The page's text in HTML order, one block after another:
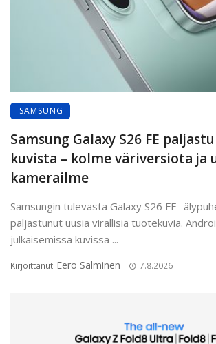
SAMSUNG
Samsung Galaxy S26 FE
kuvista – kolme väriversiota ja
kamerailme
Samsungin tulevasta Galaxy S26 FE -
paljastunut uusia virallisia tuotekuvia.
julkaisemissa kuvissa ...
Kirjoittanut Eero Salminen 7.8.2026